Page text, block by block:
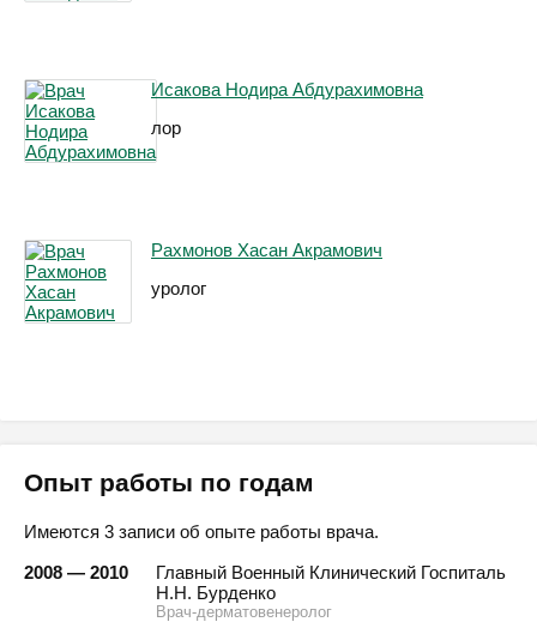
Исакова Нодира Абдурахимовна
лор
Рахмонов Хасан Акрамович
уролог
Опыт работы по годам
Имеются 3 записи об опыте работы врача.
2008 — 2010
Главный Военный Клинический Госпиталь
Н.Н. Бурденко
Врач-дерматовенеролог